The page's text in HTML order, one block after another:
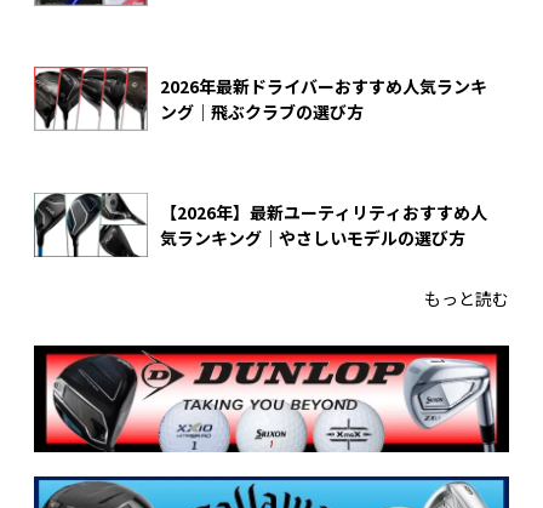
2026年最新ドライバーおすすめ人気ランキ
ング｜飛ぶクラブの選び方
【2026年】最新ユーティリティおすすめ人
気ランキング｜やさしいモデルの選び方
もっと読む